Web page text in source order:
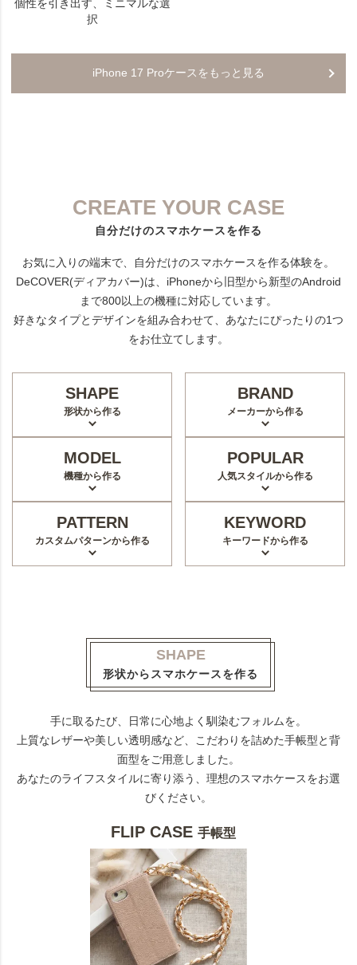
iPhone 17 Proケースをもっと見る
CREATE YOUR CASE
自分だけのスマホケースを作る
お気に入りの端末で、自分だけのスマホケースを作る体験を。
DeCOVER(ディアカバー)は、iPhoneから旧型から新型のAndroid
まで800以上の機種に対応しています。
好きなタイプとデザインを組み合わせて、あなたにぴったりの1つ
をお仕立てします。
SHAPE
形状から作る
BRAND
メーカーから作る
MODEL
機種から作る
POPULAR
人気スタイルから作る
PATTERN
カスタムパターンから作る
KEYWORD
キーワードから作る
SHAPE
形状からスマホケースを作る
手に取るたび、日常に心地よく馴染むフォルムを。
上質なレザーや美しい透明感など、こだわりを詰めた手帳型と背
面型をご用意しました。
あなたのライフスタイルに寄り添う、理想のスマホケースをお選
びください。
FLIP CASE手帳型